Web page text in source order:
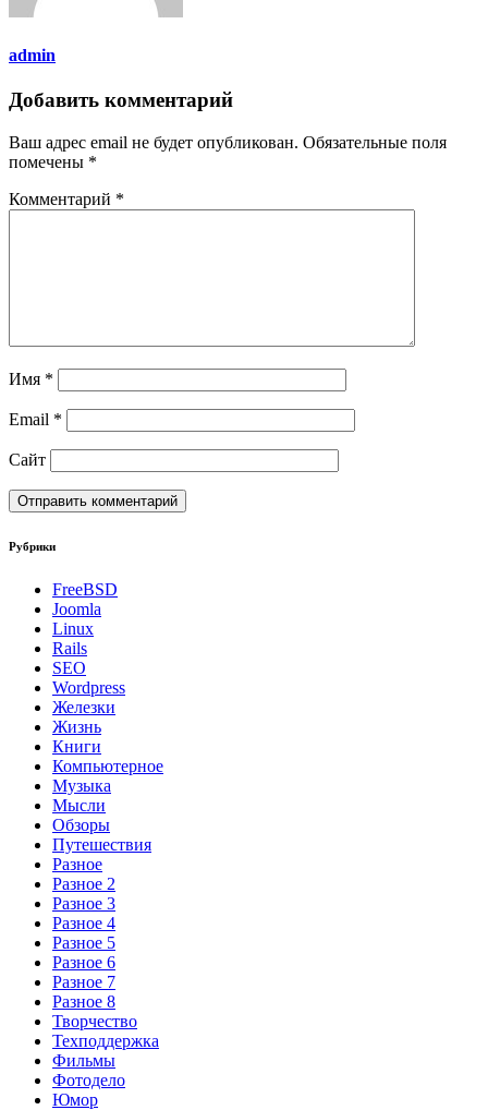
admin
Добавить комментарий
Ваш адрес email не будет опубликован. Обязательные поля
помечены *
Комментарий *
Имя *
Email *
Сайт
Рубрики
FreeBSD
Joomla
Linux
Rails
SEO
Wordpress
Железки
Жизнь
Книги
Компьютерное
Музыка
Мысли
Обзоры
Путешествия
Разное
Разное 2
Разное 3
Разное 4
Разное 5
Разное 6
Разное 7
Разное 8
Творчество
Техподдержка
Фильмы
Фотодело
Юмор